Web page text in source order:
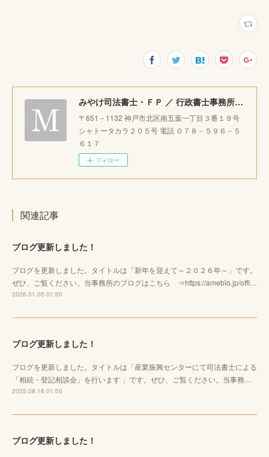
みやけ司法書士・ＦＰ ／ 行政書士事務所 ｜神戸市北区で相続・成年後見・生前整理のご相談をお受けしています。
〒651－1132 神戸市北区南五葉一丁目３番１９号
シャトータカラ２０５号 電話 ０７８－５９６－５
６１７
フォロー
関連記事
ブログ更新しました！
ブログを更新しました。タイトルは「新年を迎えて～２０２６年～」です。
ぜひ、ご覧ください。当事務所のブログはこちら ⇒https://ameblo.jp/offi…
2026.01.05 01:00
ブログ更新しました！
ブログを更新しました。タイトルは「産業振興センターにて司法書士による
「相続・登記相談会」を行います 」です。ぜひ、ご覧ください。当事務…
2025.08.18 01:00
ブログ更新しました！